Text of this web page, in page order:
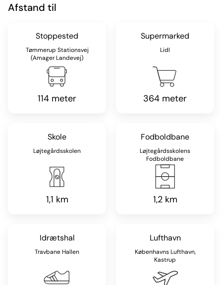
Afstand til
Stoppested
Tømmerup Stationsvej
(Amager Landevej)
114 meter
Supermarked
Lidl
364 meter
Skole
Løjtegårdsskolen
1,1 km
Fodboldbane
Løjtegårdsskolens
Fodboldbane
1,2 km
Idrætshal
Travbane Hallen
Lufthavn
Københavns Lufthavn,
Kastrup